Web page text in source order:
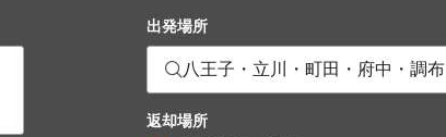
出発場所
八王子・立川・町田・府中・調布
返却場所